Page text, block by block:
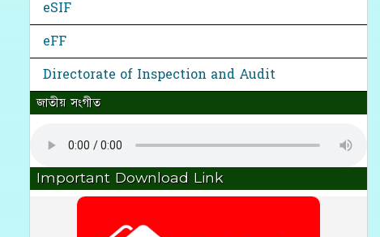
eSIF
eFF
Directorate of Inspection and Audit
জাতীয় সংগীত
Important Download Link